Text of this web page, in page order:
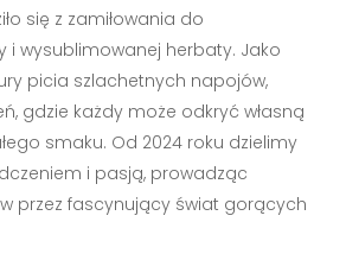
się z zamiłowania do
i wysublimowanej herbaty. Jako
picia szlachetnych napojów,
gdzie każdy może odkryć własną
smaku. Od 2024 roku dzielimy
i pasją, prowadząc
przez fascynujący świat gorących